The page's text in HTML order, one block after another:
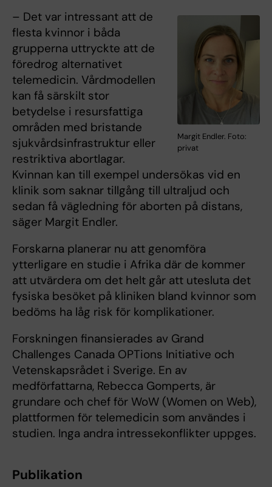
Margit Endler. Foto:
privat
– Det var intressant att de
flesta kvinnor i båda
grupperna uttryckte att de
föredrog alternativet
telemedicin. Vårdmodellen
kan få särskilt stor
betydelse i resursfattiga
områden med bristande
sjukvårdsinfrastruktur eller
restriktiva abortlagar.
Kvinnan kan till exempel undersökas vid en
klinik som saknar tillgång till ultraljud och
sedan få vägledning för aborten på distans,
säger Margit Endler.
Forskarna planerar nu att genomföra
ytterligare en studie i Afrika där de kommer
att utvärdera om det helt går att utesluta det
fysiska besöket på kliniken bland kvinnor som
bedöms ha låg risk för komplikationer.
Forskningen finansierades av Grand
Challenges Canada OPTions Initiative och
Vetenskapsrådet i Sverige. En av
medförfattarna, Rebecca Gomperts, är
grundare och chef för WoW (Women on Web),
plattformen för telemedicin som användes i
studien. Inga andra intressekonflikter uppges.
Publikation